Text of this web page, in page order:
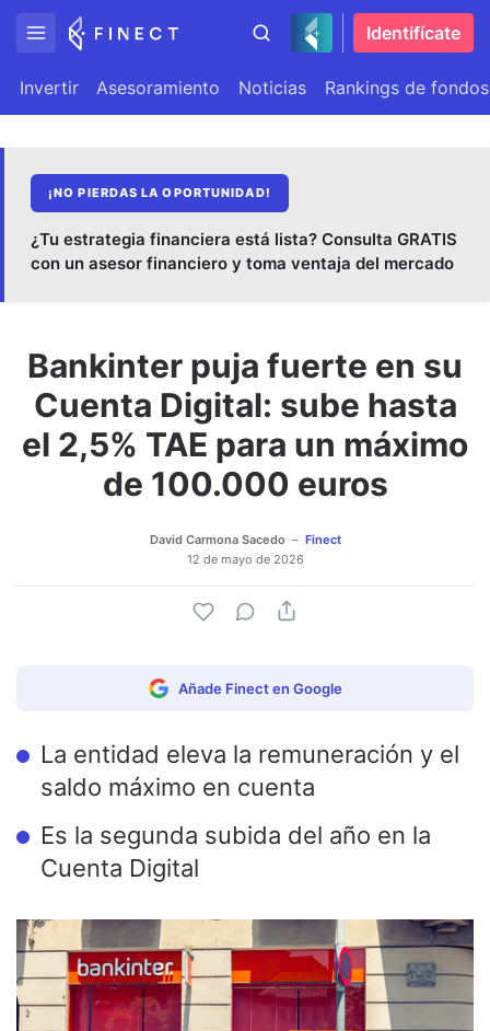
Identifícate
Invertir Asesoramiento Noticias Rankings de fondos
¡NO PIERDAS LA OPORTUNIDAD!
¿Tu estrategia financiera está lista? Consulta GRATIS
con un asesor financiero y toma ventaja del mercado
Bankinter puja fuerte en su
Cuenta Digital: sube hasta
el 2,5% TAE para un máximo
de 100.000 euros
David Carmona Sacedo
Finect
12 de mayo de 2026
Añade Finect en Google
La entidad eleva la remuneración y el
saldo máximo en cuenta
Es la segunda subida del año en la
Cuenta Digital